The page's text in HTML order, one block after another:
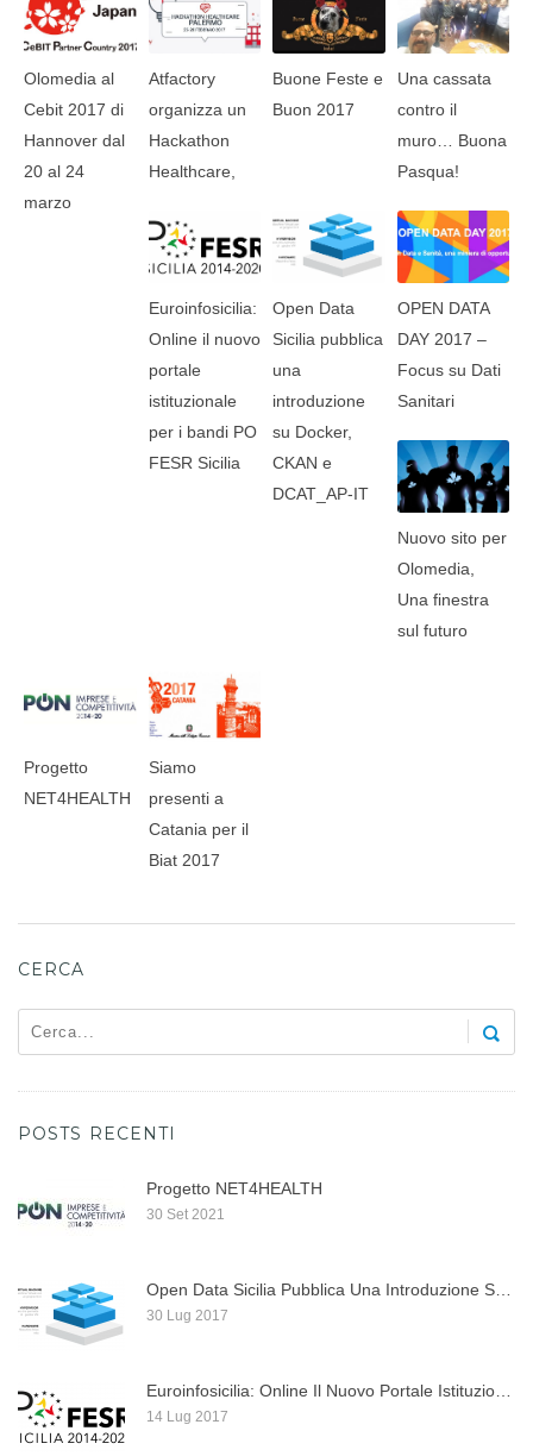
Olomedia al
Cebit 2017 di
Hannover dal
20 al 24
marzo
Atfactory
organizza un
Hackathon
Healthcare,
Buone Feste e
Buon 2017
Una cassata
contro il
muro… Buona
Pasqua!
Euroinfosicilia:
Online il nuovo
portale
istituzionale
per i bandi PO
FESR Sicilia
Open Data
Sicilia pubblica
una
introduzione
su Docker,
CKAN e
DCAT_AP-IT
OPEN DATA
DAY 2017 –
Focus su Dati
Sanitari
Nuovo sito per
Olomedia,
Una finestra
sul futuro
Progetto
NET4HEALTH
Siamo
presenti a
Catania per il
Biat 2017
CERCA
POSTS RECENTI
Progetto NET4HEALTH
30 Set 2021
30 Lug 2017
14 Lug 2017